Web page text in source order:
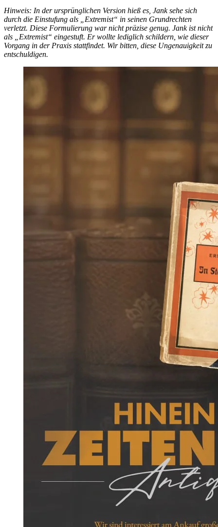
Hinweis: In der ursprünglichen Version hieß es, Jank sehe sich
durch die Einstufung als „Extremist“ in seinen Grundrechten
verletzt. Diese Formulierung war nicht präzise genug. Jank ist nicht
als „Extremist“ eingestuft. Er wollte lediglich schildern, wie dieser
Vorgang in der Praxis stattfindet. Wir bitten, diese Ungenauigkeit zu
entschuldigen.